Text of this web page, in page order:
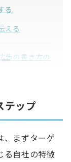
る
える
告の書き方の
にする
明する
具体的に書
テップ
、まずターゲ
る自社の特徴